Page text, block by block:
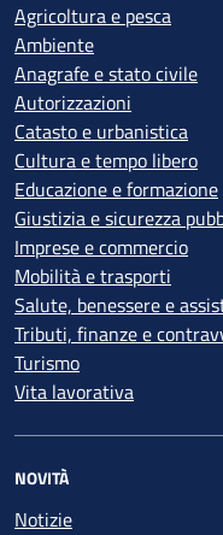
Agricoltura e pesca
Ambiente
Anagrafe e stato civile
Autorizzazioni
Catasto e urbanistica
Cultura e tempo libero
Educazione e formazione
Giustizia e sicurezza
Imprese e commercio
Mobilità e trasporti
Salute, benessere e
Tributi, finanze e
Turismo
Vita lavorativa
NOVITÀ
Notizie